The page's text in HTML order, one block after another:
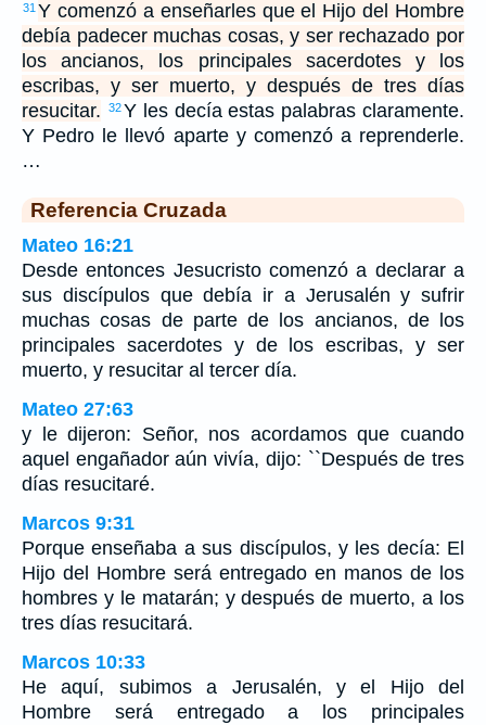
31Y comenzó a enseñarles que el Hijo del Hombre
debía padecer muchas cosas, y ser rechazado por
los ancianos, los principales sacerdotes y los
escribas, y ser muerto, y después de tres días
resucitar.
32Y les decía estas palabras claramente.
Y Pedro le llevó aparte y comenzó a reprenderle.
…
Referencia Cruzada
Mateo 16:21
Desde entonces Jesucristo comenzó a declarar a
sus discípulos que debía ir a Jerusalén y sufrir
muchas cosas de parte de los ancianos, de los
principales sacerdotes y de los escribas, y ser
muerto, y resucitar al tercer día.
Mateo 27:63
y le dijeron: Señor, nos acordamos que cuando
aquel engañador aún vivía, dijo: ``Después de tres
días resucitaré.
Marcos 9:31
Porque enseñaba a sus discípulos, y les decía: El
Hijo del Hombre será entregado en manos de los
hombres y le matarán; y después de muerto, a los
tres días resucitará.
Marcos 10:33
He aquí, subimos a Jerusalén, y el Hijo del
Hombre será entregado a los principales